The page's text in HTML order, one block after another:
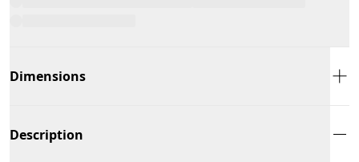
Dimensions
Description